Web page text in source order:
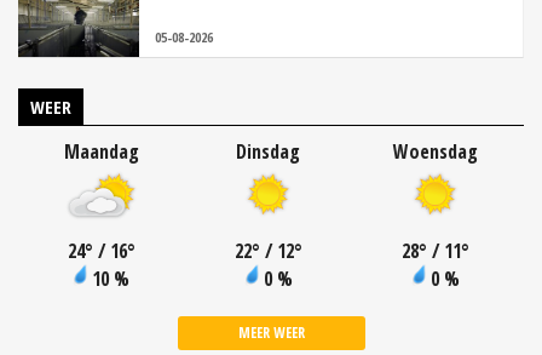
05-08-2026
WEER
Maandag
24° / 16°
10 %
Dinsdag
22° / 12°
0 %
Woensdag
28° / 11°
0 %
MEER WEER